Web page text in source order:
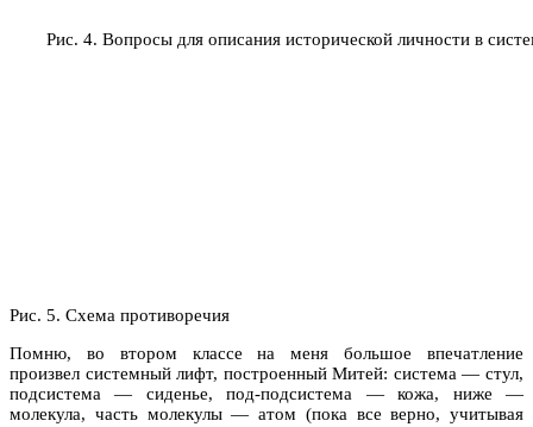
Рис. 4. Вопросы для описания исторической личности в
Рис. 5. Схема противоречия
Помню, во втором классе на меня большое впечатление
произвел системный лифт, построенный Митей: система — стул,
подсистема — сиденье, под-подсистема — кожа, ниже —
молекула, часть молекулы — атом (пока все верно, учитывая